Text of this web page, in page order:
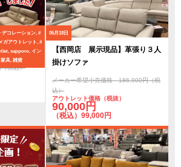
デコレーション, #
ガアウトレット, #
sapporo, イン
具, 雑貨
ール
税込）
06月18日
【西岡店 展示現品】革張り３人
掛けソファ
メーカー希望小売価格 186,900円（税
込）
アウトレット価格（税抜）
90,000円
（税込）99,000円